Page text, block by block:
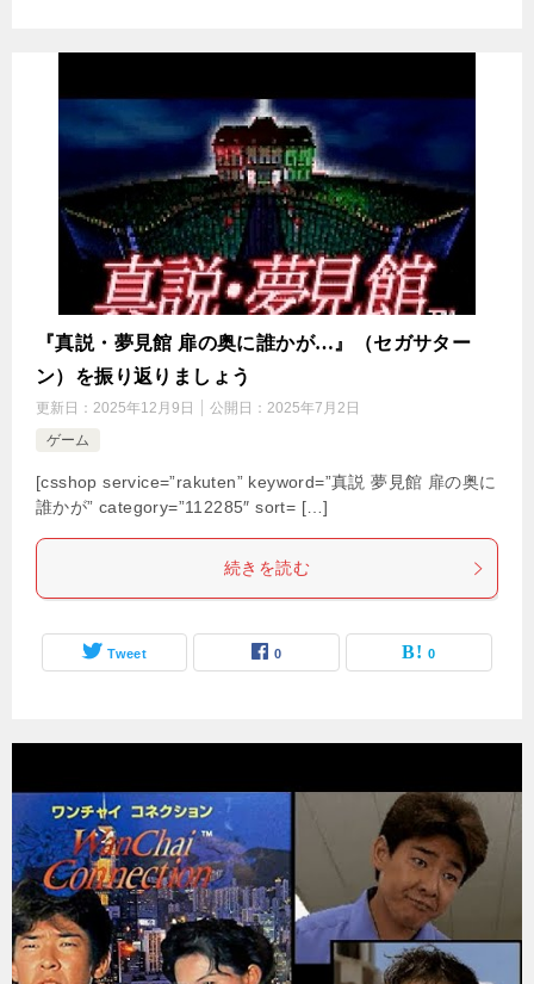
『真説・夢見館 扉の奥に誰かが…』（セガサター
ン）を振り返りましょう
更新日： 2025年12月9日 公開日： 2025年7月2日
ゲーム
[csshop service=”rakuten” keyword=”真説 夢見館 扉の奥に
誰かが” category=”112285″ sort= […]
続きを読む
Tweet 0 0